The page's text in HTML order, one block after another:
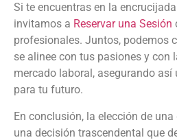
Si te encuentras en la
invitamos a Reservar una Sesión
profesionales. Juntos, podemos
se alinee con tus pasiones y con
mercado laboral, asegurando así
para tu futuro.
En conclusión, la elección de
una decisión trascendental que